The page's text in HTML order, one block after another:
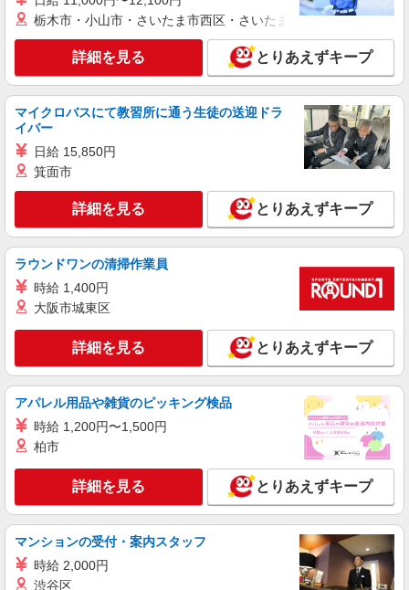
時給1500円〜1550円
東京都千代田区丸の内2丁目4－1 丸の内ビル
ディング 2階
キープ 詳細を見る
派遣社員
株式会社シーエーセールススタッフ/tkRD40710a
時給1500円〜1600円 【月給例】時給1,500円
の場合 1,500円×7時間45分×21日＝244,000円
※時給はご経験により異なります
〒100-0005 東京都千代田区丸の内1丁目4－1
丸の内永楽ビルディング 1F
キープ 詳細を見る
派遣社員
株式会社シーエーセールススタッフ/tkGS35579i
アパレル販売
詳細を見る
株式会社シーエーセールススタッフ/tkRD39374z
アパレル販売
場合【25万円〜】 1,550円×7.75H勤務×21日＝
栃木市・小山市・さいたま市西区・さいたま市岩槻区・久喜市・
詳細を見る とりあえずキープ
マイクロバスにて教習所に通う生徒の送迎ドラ
イバー
日給 15,850円
箕面市
詳細を見る とりあえずキープ
ラウンドワンの清掃作業員
時給 1,400円
大阪市城東区
詳細を見る とりあえずキープ
アパレル用品や雑貨のピッキング検品
時給 1,200円〜1,500円
柏市
詳細を見る とりあえずキープ
マンションの受付・案内スタッフ
時給 2,000円
渋谷区